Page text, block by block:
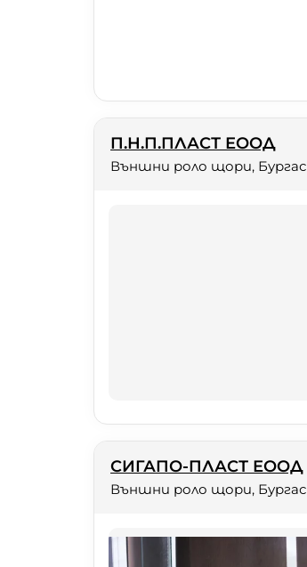
П.Н.П.ПЛАСТ ЕООД
Външни роло щори, Бургас
СИГАПО-ПЛАСТ ЕООД
Външни роло щори, Бургас